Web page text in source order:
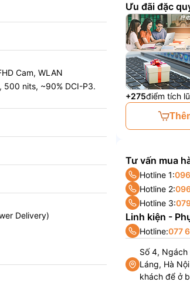
Cam, WLAN
500 nits, ~90% DCI-P3.
Delivery)
Ưu đãi đặc
+275điểm tích
Tư vấn mua
Hotline 1:
Hotline 2:
Hotline 3:
Linh kiện -
Hotline:077
Số 4,
Láng, Hà
khách để ở